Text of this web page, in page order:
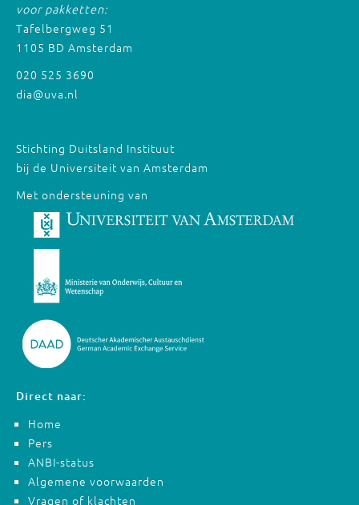
voor pakketten:
Tafelbergweg 51
1105 BD Amsterdam
020 525 3690
dia@uva.nl
Stichting Duitsland Instituut
bij de Universiteit van Amsterdam
Met ondersteuning van
Direct naar:
Home
Pers
ANBI-status
Algemene voorwaarden
Vragen of klachten